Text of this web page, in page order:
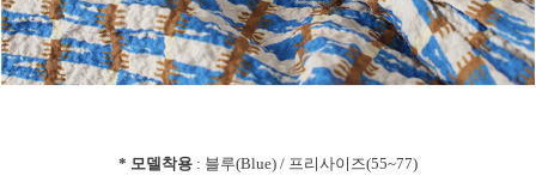
* 모델착용 : 블루(Blue) / 프리사이즈(55~77)